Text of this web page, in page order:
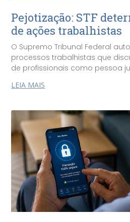
Pejotização: STF
de ações trabalhistas
O Supremo Tribunal Federal
processos trabalhistas que
de profissionais como pessoa
LEIA MAIS